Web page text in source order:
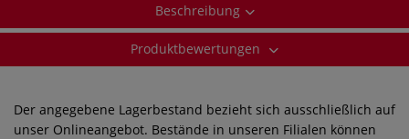
Beschreibung
Produktbewertungen
Der angegebene Lagerbestand bezieht sich ausschließlich auf
unser Onlineangebot. Bestände in unseren Filialen können